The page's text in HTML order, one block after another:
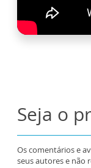
Seja o
Os comentários e
seus autores e não